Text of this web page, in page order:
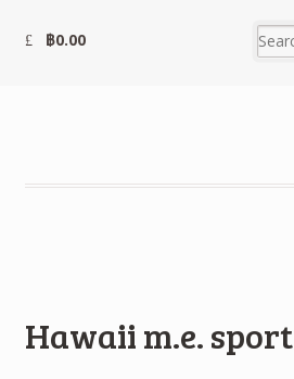
฿0.00
Hawaii m.e. sport